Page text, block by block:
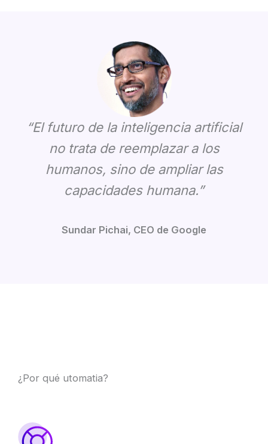
“El futuro de la inteligencia artificial
no trata de reemplazar a los
humanos, sino de ampliar las
capacidades humana.”
Sundar Pichai, CEO de Google
¿Por qué utomatia?